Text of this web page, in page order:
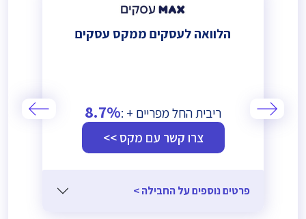
הלוואה לעסקים ממקס עסקים
ריבית החל מפריים + :8.7%
צרו קשר עם מקס >>
פרטים נוספים על החבילה >